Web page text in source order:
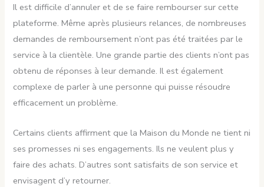
Il est difficile d’annuler et de se faire rembourser sur cette
plateforme. Même après plusieurs relances, de nombreuses
demandes de remboursement n’ont pas été traitées par le
service à la clientèle. Une grande partie des clients n’ont pas
obtenu de réponses à leur demande. Il est également
complexe de parler à une personne qui puisse résoudre
efficacement un problème.
Certains clients affirment que la Maison du Monde ne tient ni
ses promesses ni ses engagements. Ils ne veulent plus y
faire des achats. D’autres sont satisfaits de son service et
envisagent d’y retourner.